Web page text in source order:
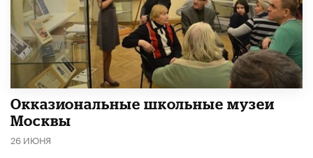
​Окказиональные школьные музеи
Москвы
26 ИЮНЯ